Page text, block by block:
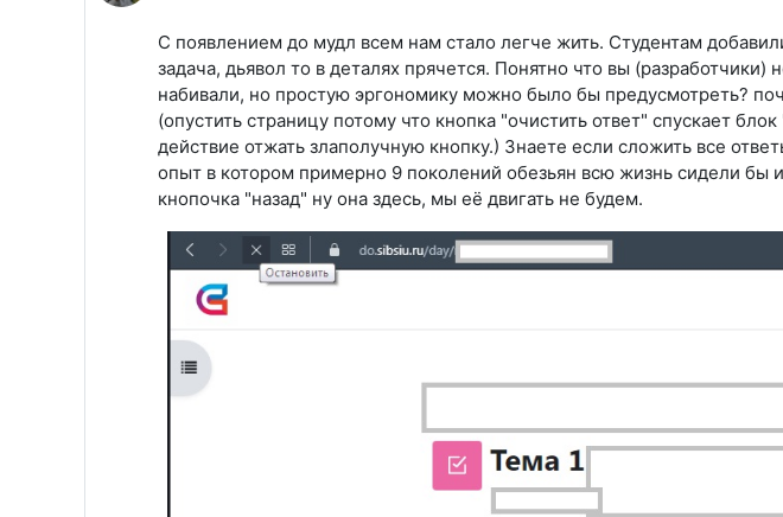
С появлением до мудл всем нам стало легче жить. Студентам
задача, дьявол то в деталях прячется. Понятно что вы
набивали, но простую эргономику можно было бы предусмотреть?
(опустить страницу потому что кнопка "очистить ответ" спускает
действие отжать злаполучную кнопку.) Знаете если сложить все
опыт в котором примерно 9 поколений обезьян всю жизнь сидели бы
кнопочка "назад" ну она здесь, мы её двигать не будем.